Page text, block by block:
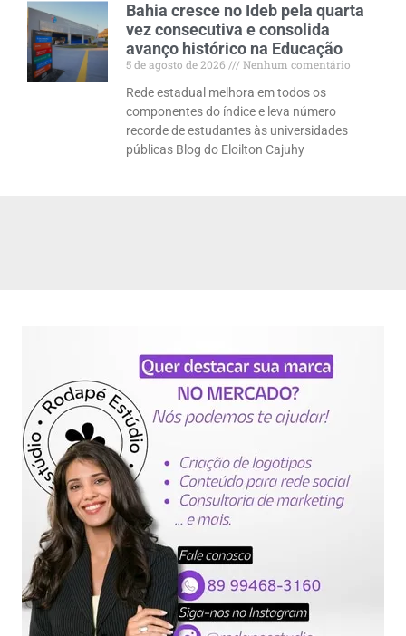
Bahia cresce no Ideb pela quarta
vez consecutiva e consolida
avanço histórico na Educação
5 de agosto de 2026
Nenhum comentário
Rede estadual melhora em todos os
componentes do índice e leva número
recorde de estudantes às universidades
públicas Blog do Eloilton Cajuhy